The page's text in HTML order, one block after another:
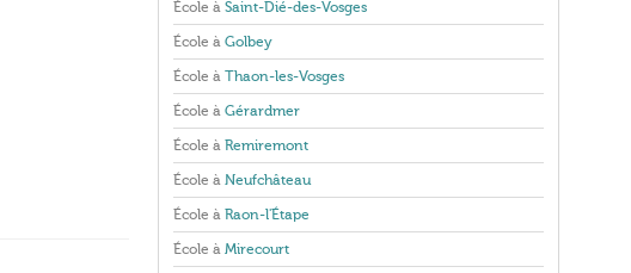
École à Saint-Dié-des-Vosges
École à Golbey
École à Thaon-les-Vosges
École à Gérardmer
École à Remiremont
École à Neufchâteau
École à Raon-l'Étape
École à Mirecourt